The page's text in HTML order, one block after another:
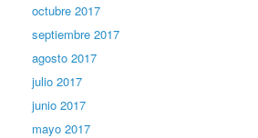
octubre 2017
septiembre 2017
agosto 2017
julio 2017
junio 2017
mayo 2017